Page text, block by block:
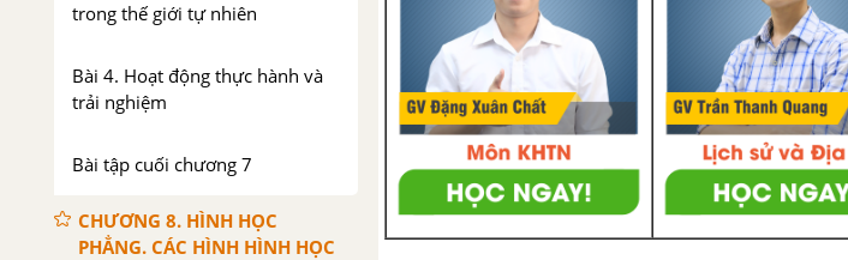
trong thế giới tự nhiên
Bài 4. Hoạt động thực hành và
trải nghiệm
Bài tập cuối chương 7
CHƯƠNG 8. HÌNH HỌC
PHẲNG. CÁC HÌNH HÌNH HỌC